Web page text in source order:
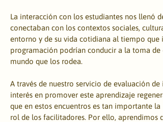
La interacción con los estudiantes nos llenó
conectaban con los contextos sociales,
entorno y de su vida cotidiana al tiempo
programación podrían conducir a la toma
mundo que los rodea.
A través de nuestro servicio de evaluación
interés en promover este aprendizaje
que en estos encuentros es tan importante
rol de los facilitadores. Por ello, aprendimos